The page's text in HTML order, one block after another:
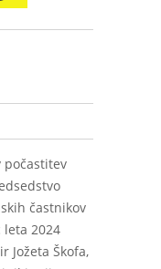
častnikov
leta 2024
Jožeta Škofa,